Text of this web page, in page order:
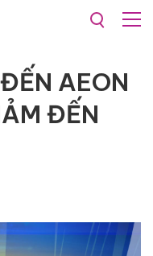
AEON
ĐẾN